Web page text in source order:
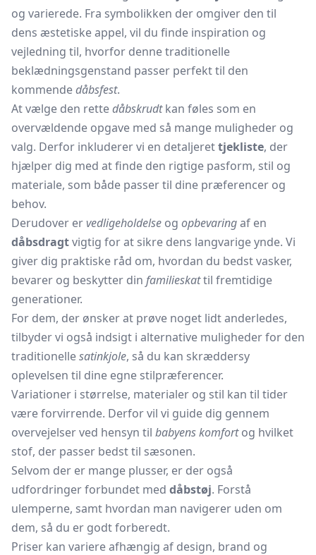
og varierede. Fra symbolikken der omgiver den til
dens æstetiske appel, vil du finde inspiration og
vejledning til, hvorfor denne traditionelle
beklædningsgenstand passer perfekt til den
kommendedåbsfest.
At vælge den rettedåbskrudtkan føles som en
overvældende opgave med så mange muligheder og
valg. Derfor inkluderer vi en detaljerettjekliste, der
hjælper dig med at finde den rigtige pasform, stil og
materiale, som både passer til dine præferencer og
behov.
Derudover ervedligeholdelse og opbevaringaf en
dåbsdragtvigtig for at sikre dens langvarige ynde. Vi
giver dig praktiske råd om, hvordan du bedst vasker,
bevarer og beskytter din familieskattil fremtidige
generationer.
For dem, der ønsker at prøve noget lidt anderledes,
tilbyder vi også indsigt i alternative muligheder for den
traditionellesatinkjole, så du kan skræddersy
oplevelsen til dine egne stilpræferencer.
Variationer i størrelse, materialer og stil kan til tider
være forvirrende. Derfor vil vi guide dig gennem
overvejelser ved hensyn til babyens komfortog hvilket
stof, der passer bedst til sæsonen.
Selvom der er mange plusser, er der også
udfordringer forbundet med dåbstøj. Forstå
ulemperne, samt hvordan man navigerer uden om
dem, så du er godt forberedt.
Priser kan variere afhængig af design, brand og